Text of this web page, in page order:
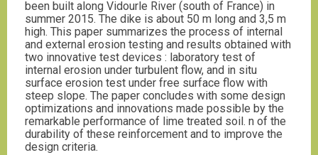
been built along Vidourle River (south of France) in
summer 2015. The dike is about 50 m long and 3,5 m
high. This paper summarizes the process of internal
and external erosion testing and results obtained with
two innovative test devices : laboratory test of
internal erosion under turbulent flow, and in situ
surface erosion test under free surface flow with
steep slope. The paper concludes with some design
optimizations and innovations made possible by the
remarkable performance of lime treated soil. n of the
durability of these reinforcement and to improve the
design criteria.